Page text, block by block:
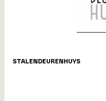
STALENDEURENHUYS